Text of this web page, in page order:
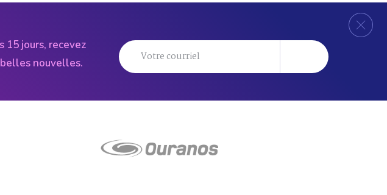
15 jours, recevez
nouvelles.